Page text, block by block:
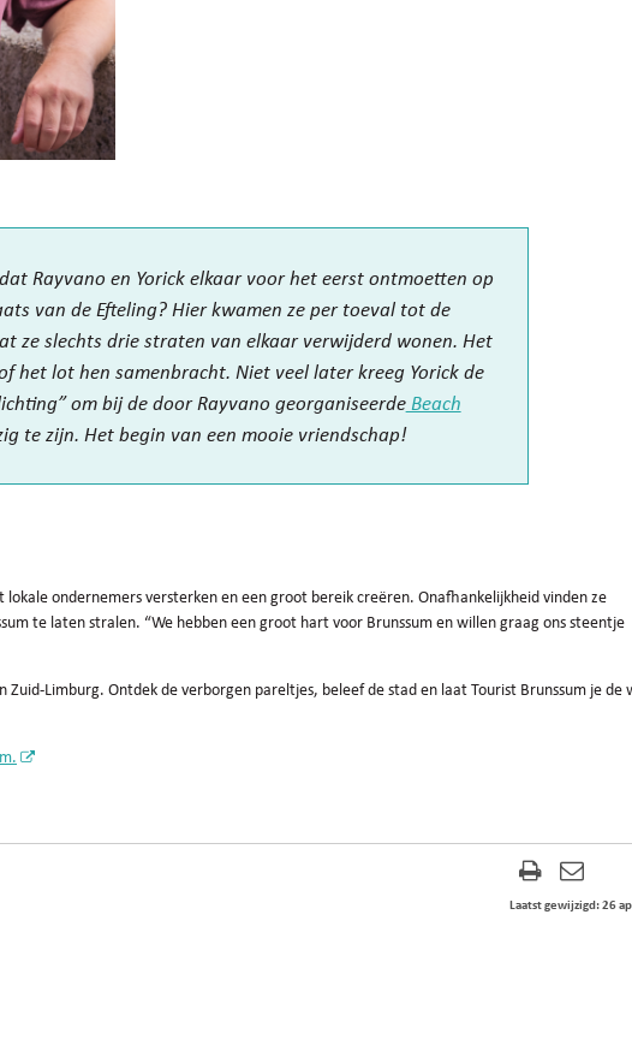
Rayvano en Yorick elkaar voor het eerst ontmoetten op
van de Efteling? Hier kwamen ze per toeval tot de
ze slechts drie straten van elkaar verwijderd wonen. Het
het lot hen samenbracht. Niet veel later kreeg Yorick de
om bij de door Rayvano georganiseerdeBeach
te zijn. Het begin van een mooie vriendschap!
lokale ondernemers versterken en een groot bereik creëren. Onafhankelijkheid vinden ze
te laten stralen. “We hebben een groot hart voor Brunssum en willen graag ons steentje
Zuid-Limburg. Ontdek de verborgen pareltjes, beleef de stad en laat Tourist Brunssum je de
Laatst gewijzigd: 26